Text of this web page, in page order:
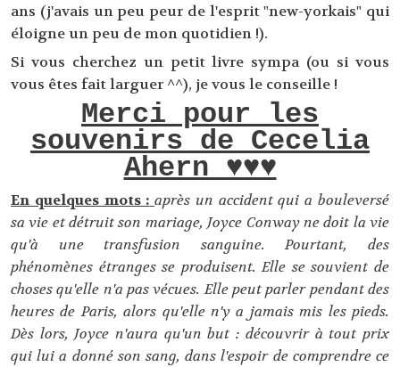
ans (j'avais un peu peur de l'esprit "new-yorkais" qui
éloigne un peu de mon quotidien !).
Si vous cherchez un petit livre sympa (ou si vous
vous êtes fait larguer ^^), je vous le conseille !
Merci pour les
souvenirs de Cecelia
Ahern ♥♥♥
En quelques mots : après un accident qui a bouleversé
sa vie et détruit son mariage, Joyce Conway ne doit la vie
qu'à une transfusion sanguine. Pourtant, des
phénomènes étranges se produisent. Elle se souvient de
choses qu'elle n'a pas vécues. Elle peut parler pendant des
heures de Paris, alors qu'elle n'y a jamais mis les pieds.
Dès lors, Joyce n'aura qu'un but : découvrir à tout prix
qui lui a donné son sang, dans l'espoir de comprendre ce